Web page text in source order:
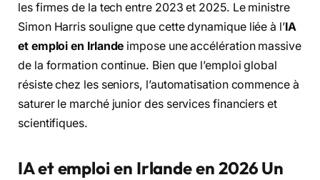
les firmes de la tech entre 2023 et 2025. Le ministre
Simon Harris souligne que cette dynamique liée à l’IA
et emploi en Irlande impose une accélération massive
de la formation continue. Bien que l’emploi global
résiste chez les seniors, l’automatisation commence à
saturer le marché junior des services financiers et
scientifiques.
IA et emploi en Irlande en 2026 Un